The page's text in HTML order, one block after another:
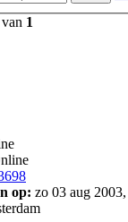
van 1
op: zo 03 aug